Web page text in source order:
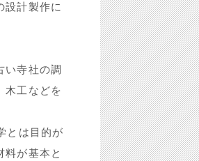
設計製作に
い寺社の調
木工などを
とは目的が
料が基本と